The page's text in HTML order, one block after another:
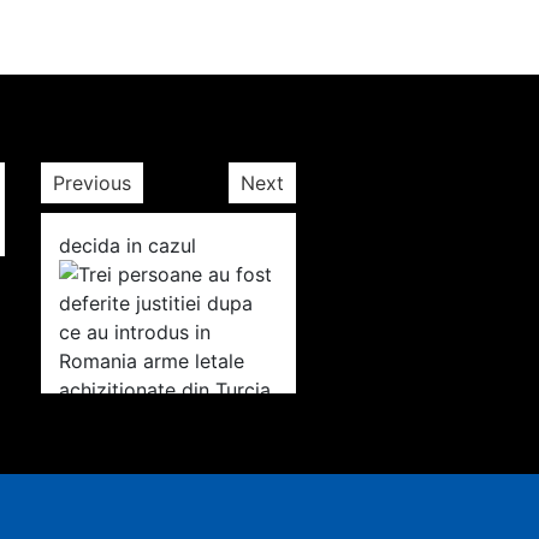
Previous Next